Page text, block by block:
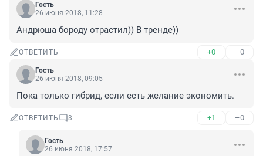
Гость
26 июня 2018, 11:28
Андрюша бороду отрастил)) В тренде))
ОТВЕТИТЬ +0 –0
Гость
26 июня 2018, 09:05
Пока только гибрид, если есть желание экономить.
ОТВЕТИТЬ 3 +1 –0
Гость
26 июня 2018, 17:57